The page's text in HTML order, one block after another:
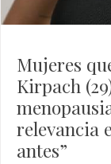
Mujeres
Kirpach
relevancia
antes”